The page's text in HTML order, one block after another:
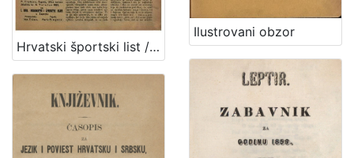
Hrvatski športski list / odgovorni urednik Mario Reger Vinodolski
Ilustrovani obzor